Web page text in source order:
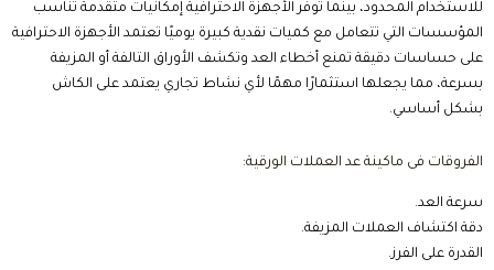
للاستخدام المحدود، بينما توفر الأجهزة الاحترافية إمكانيات متقدمة تناسب
المؤسسات التي تتعامل مع كميات نقدية كبيرة يوميًا تعتمد الأجهزة الاحترافية
على حساسات دقيقة تمنع أخطاء العد وتكشف الأوراق التالفة أو المزيفة
بسرعة، مما يجعلها استثمارًا مهمًا لأي نشاط تجاري يعتمد على الكاش
بشكل أساسي.
الفروقات فى ماكينة عد العملات الورقية:
سرعة العد.
دقة اكتشاف العملات المزيفة.
القدرة على الفرز.